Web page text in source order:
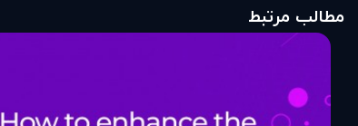
مطالب مرتبط